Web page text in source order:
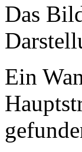
Das
Ein